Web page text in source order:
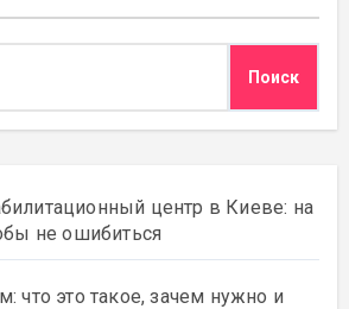
Поиск
центр в Киеве: на
не ошибиться
что это такое, зачем нужно и